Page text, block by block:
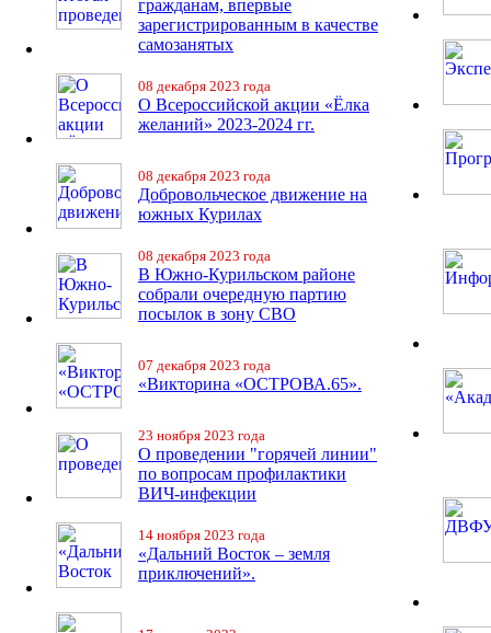
гражданам, впервые
зарегистрированным в качестве
самозанятых
08 декабря 2023 года
О Всероссийской акции «Ёлка
желаний» 2023-2024 гг.
08 декабря 2023 года
Добровольческое движение на
южных Курилах
08 декабря 2023 года
В Южно-Курильском районе
собрали очередную партию
посылок в зону СВО
07 декабря 2023 года
«Викторина «ОСТРОВА.65».
23 ноября 2023 года
О проведении "горячей линии"
по вопросам профилактики
ВИЧ-инфекции
14 ноября 2023 года
«Дальний Восток – земля
приключений».